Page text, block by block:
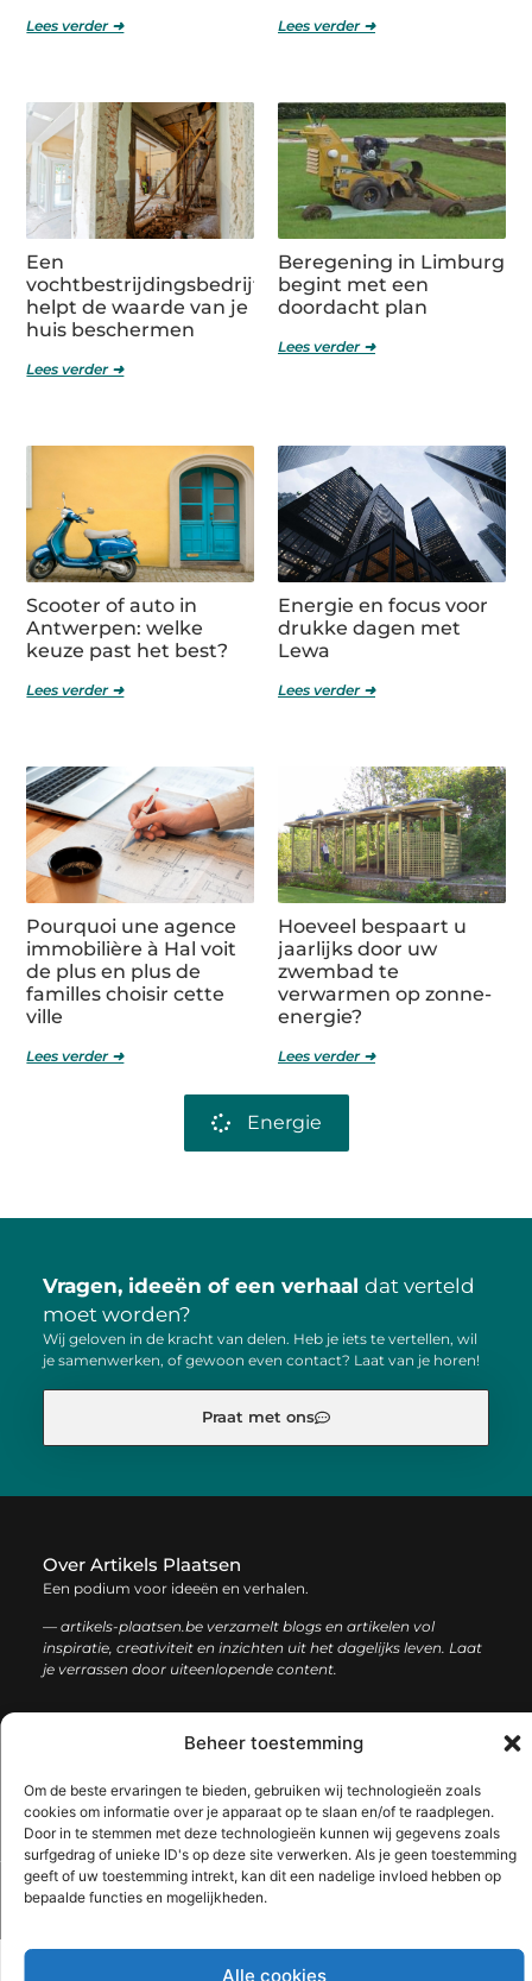
Beheer toestemming
Om de beste ervaringen te bieden, gebruiken wij technologieën zoals
cookies om informatie over je apparaat op te slaan en/of te raadplegen.
Door in te stemmen met deze technologieën kunnen wij gegevens zoals
surfgedrag of unieke ID's op deze site verwerken. Als je geen toestemming
geeft of uw toestemming intrekt, kan dit een nadelige invloed hebben op
bepaalde functies en mogelijkheden.
Alle cookies
Lees verder ➜ Lees verder ➜
Een
vochtbestrijdingsbedrijf
helpt de waarde van je
huis beschermen
Lees verder ➜
Beregening in Limburg
begint met een
doordacht plan
Lees verder ➜
Scooter of auto in
Antwerpen: welke
keuze past het best?
Lees verder ➜
Energie en focus voor
drukke dagen met
Lewa
Lees verder ➜
Pourquoi une agence
immobilière à Hal voit
de plus en plus de
familles choisir cette
ville
Lees verder ➜
Hoeveel bespaart u
jaarlijks door uw
zwembad te
verwarmen op zonne-
energie?
Lees verder ➜
Energie
Vragen, ideeën of een verhaal dat verteld
moet worden?
Wij geloven in de kracht van delen. Heb je iets te vertellen, wil
je samenwerken, of gewoon even contact? Laat van je horen!
Praat met ons
Over Artikels Plaatsen
Een podium voor ideeën en verhalen.
— artikels-plaatsen.be verzamelt blogs en artikelen vol
inspiratie, creativiteit en inzichten uit het dagelijks leven. Laat
je verrassen door uiteenlopende content.
Bericht categorie
@2025 www.artikels-plaatsen.be. All Right Reserved.​